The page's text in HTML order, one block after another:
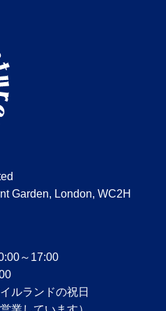
Garden, London, WC2H
～17:00
ランドの祝日